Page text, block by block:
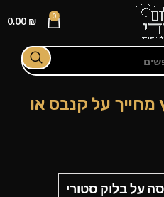
0
0.00 ₪
מחייך על קנבס או
על בלוק סטורי